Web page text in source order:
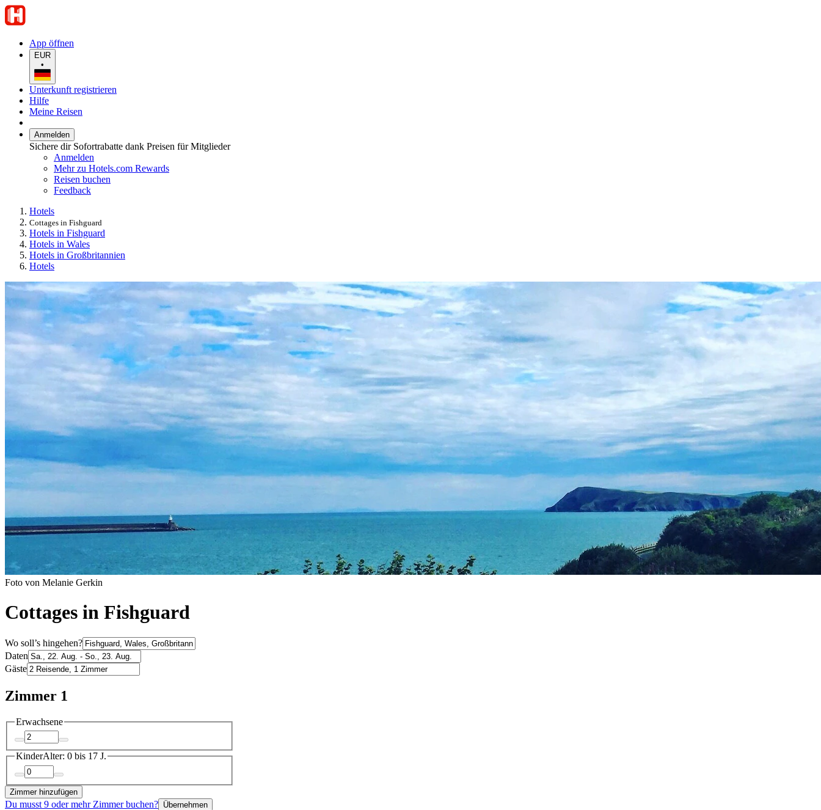
App öffnen
EUR
•
Unterkunft registrieren
Hilfe
Meine Reisen
Anmelden
Sichere dir Sofortrabatte dank Preisen für Mitglieder
Anmelden
Mehr zu Hotels.com Rewards
Reisen buchen
Feedback
Hotels
Cottages in Fishguard
Hotels in Fishguard
Hotels in Wales
Hotels in Großbritannien
Hotels
Foto von Melanie Gerkin
Cottages in Fishguard
Wo soll’s hingehen?
Daten
Gäste
Zimmer 1
Erwachsene
KinderAlter: 0 bis 17 J.
Zimmer hinzufügen
Du musst 9 oder mehr Zimmer buchen? Übernehmen